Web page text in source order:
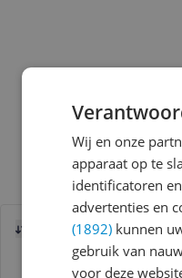
Vergelijken
Bekijk product
Wij en onze
apparaat op te
identificatoren
advertenties en
(1892) kunnen
gebruik van
voor deze